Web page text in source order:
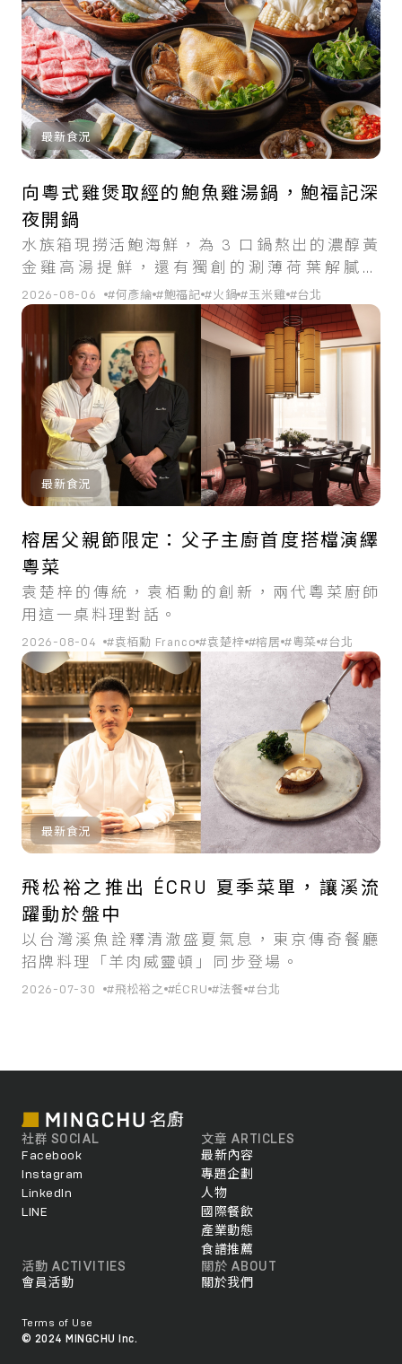
最新食況
向粵式雞煲取經的鮑魚雞湯鍋，鮑福記深
夜開鍋
水族箱現撈活鮑海鮮，為 3 口鍋熬出的濃醇黃
金雞高湯提鮮，還有獨創的涮薄荷葉解膩吃
法。
2026-08-06 #何彥綸 #鮑福記 #火鍋 #玉米雞 #台北
最新食況
榕居父親節限定：父子主廚首度搭檔演繹
粵菜
袁楚梓的傳統，袁栢勳的創新，兩代粵菜廚師
用這一桌料理對話。
2026-08-04 #袁栢勳 Franco #袁楚梓 #榕居 #粵菜 #台北
最新食況
飛松裕之推出 ÉCRU 夏季菜單，讓溪流
躍動於盤中
以台灣溪魚詮釋清澈盛夏氣息，東京傳奇餐廳
招牌料理「羊肉威靈頓」同步登場。
2026-07-30 #飛松裕之 #ÉCRU #法餐 #台北
社群 SOCIAL
Facebook
Instagram
LinkedIn
LINE
文章 ARTICLES
最新內容
專題企劃
人物
國際餐飲
產業動態
食譜推薦
活動 ACTIVITIES
會員活動
關於 ABOUT
關於我們
Terms of Use
© 2024 MINGCHU Inc.